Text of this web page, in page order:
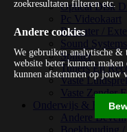
Optical Disk
Pc Videokaart
Repeater /
Sound
Splitter
Tuners En
Vaste
Vaste Zender
Onderwijs &
Andere
zoekresultaten filteren etc.
Andere cookies
We gebruiken analytische
website beter kunnen
kunnen afstemmen op jouw